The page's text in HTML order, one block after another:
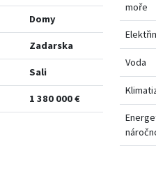
Domy
Zadarska
Sali
1 380 000 €
moře
Voda